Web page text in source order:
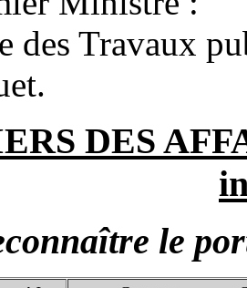
des Travaux
DES
le